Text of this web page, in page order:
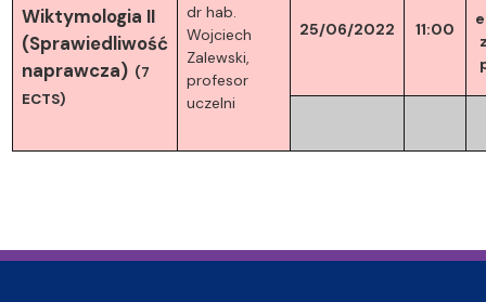
Wiktymologia II
(Sprawiedliwość
naprawcza) (7
ECTS)
dr hab.
Wojciech
Zalewski,
profesor
uczelni
25/06/2022 11:00